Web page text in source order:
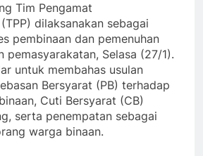
Tim Pengamat
dilaksanakan sebagai
pembinaan dan pemenuhan
pemasyarakatan, Selasa (27/1).
untuk membahas usulan
Bersyarat (PB) terhadap
Cuti Bersyarat (CB)
serta penempatan sebagai
warga binaan.